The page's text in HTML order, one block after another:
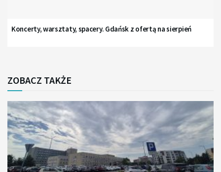
Koncerty, warsztaty, spacery. Gdańsk z ofertą na sierpień
ZOBACZ TAKŻE